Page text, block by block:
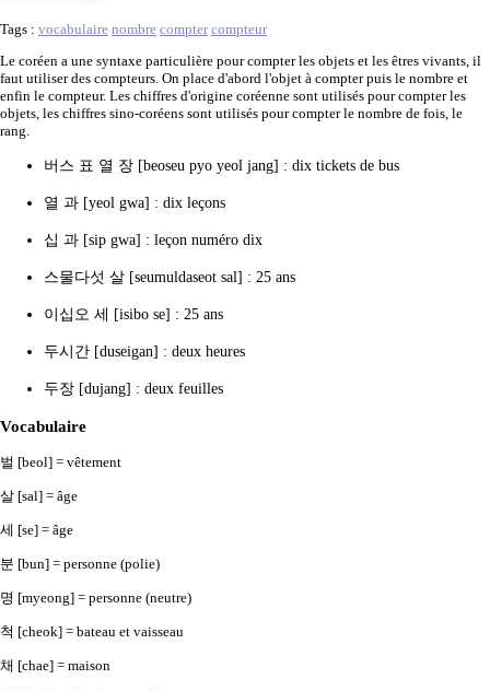
Tags : vocabulaire nombre compter compteur
Le coréen a une syntaxe particulière pour compter les objets et les êtres vivants, il
faut utiliser des compteurs. On place d'abord l'objet à compter puis le nombre et
enfin le compteur. Les chiffres d'origine coréenne sont utilisés pour compter les
objets, les chiffres sino-coréens sont utilisés pour compter le nombre de fois, le
rang.
버스 표 열 장 [beoseu pyo yeol jang] : dix tickets de bus
열 과 [yeol gwa] : dix leçons
십 과 [sip gwa] : leçon numéro dix
스물다섯 살 [seumuldaseot sal] : 25 ans
이십오 세 [isibo se] : 25 ans
두시간 [duseigan] : deux heures
두장 [dujang] : deux feuilles
Vocabulaire
벌 [beol] = vêtement
살 [sal] = âge
세 [se] = âge
분 [bun] = personne (polie)
명 [myeong] = personne (neutre)
척 [cheok] = bateau et vaisseau
채 [chae] = maison